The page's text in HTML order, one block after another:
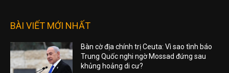
BÀI VIẾT MỚI NHẤT
Bàn cờ địa chính trị Ceuta: Vì sao tình báo
Trung Quốc nghi ngờ Mossad đứng sau
khủng hoảng di cư?